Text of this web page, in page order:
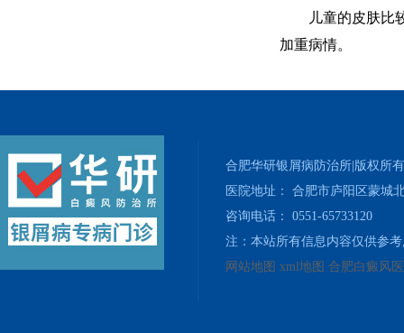
儿童的皮肤比较
加重病情。
合肥华研银屑病防治所|版权所有
医院地址： 合肥市庐阳区蒙城
咨询电话： 0551-65733120
注：本站所有信息内容仅供参
网站地图 xml地图 合肥白癜风